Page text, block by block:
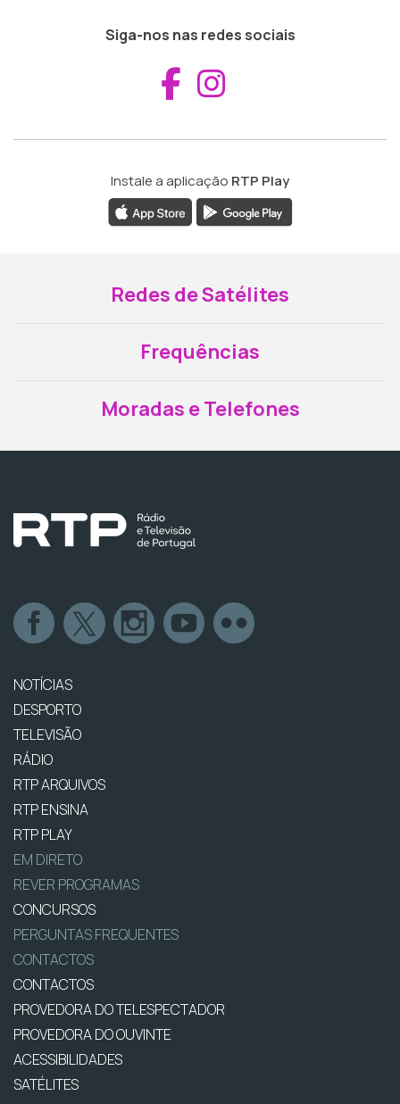
Siga-nos nas redes sociais
Aceder ao
Instale a aplicação RTP Play
Redes de Satélites
Frequências
Moradas e Telefones
NOTÍCIAS
DESPORTO
TELEVISÃO
RÁDIO
RTP ARQUIVOS
RTP ENSINA
RTP PLAY
EM DIRETO
REVER PROGRAMAS
CONCURSOS
PERGUNTAS FREQUENTES
CONTACTOS
CONTACTOS
PROVEDORA DO TELESPECTADOR
PROVEDORA DO OUVINTE
ACESSIBILIDADES
SATÉLITES